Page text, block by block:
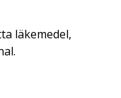
läkemedel,